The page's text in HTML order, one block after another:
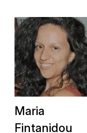
Maria
Fintanidou